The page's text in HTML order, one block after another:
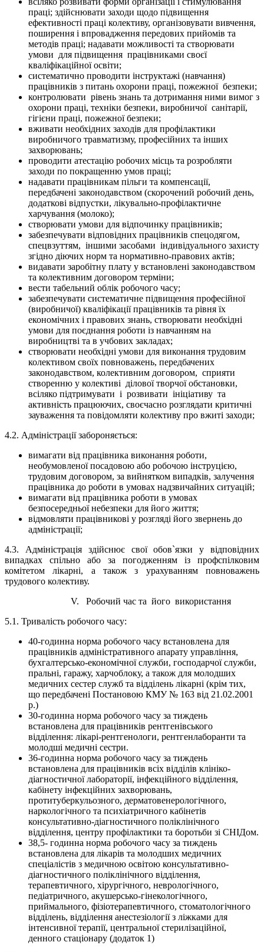
праці; здійснювати заходи щодо підвищення
ефективності праці колективу, організовувати вивчення,
поширення і впровадження передових прийомів та
методів праці; надавати можливості та створювати
умови для підвищення працівниками своєї
кваліфікаційної освіти;
систематично проводити інструктажі (навчання)
працівників з питань охорони праці, пожежної безпеки;
контролювати рівень знань та дотримання ними вимог з
охорони праці, техніки безпеки, виробничої санітарії,
гігієни праці, пожежної безпеки;
вживати необхідних заходів для профілактики
виробничого травматизму, професійних та інших
захворювань;
проводити атестацію робочих місць та розробляти
заходи по покращенню умов праці;
надавати працівникам пільги та компенсації,
передбачені законодавством (скорочений робочий день,
додаткові відпустки, лікувально-профілактичне
харчування (молоко);
створювати умови для відпочинку працівників;
забезпечувати відповідних працівників спецодягом,
спецвзуттям, іншими засобами індивідуального захисту
згідно діючих норм та нормативно-правових актів;
видавати заробітну плату у встановлені законодавством
та колективним договором терміни;
вести табельний облік робочого часу;
забезпечувати систематичне підвищення професійної
(виробничої) кваліфікації працівників та рівня їх
економічних і правових знань, створювати необхідні
умови для поєднання роботи із навчанням на
виробництві та в учбових закладах;
створювати необхідні умови для виконання трудовим
колективом своїх повноважень, передбачених
законодавством, колективним договором, сприяти
створенню у колективі ділової творчої обстановки,
всіляко підтримувати і розвивати ініціативу та
активність працюючих, своєчасно розглядати критичні
зауваження та повідомляти колективу про вжиті заходи;
4.2. Адміністрації забороняється:
вимагати від працівника виконання роботи,
необумовленої посадовою або робочою інструцією,
трудовим договором, за вийнятком випадків, залучення
працівника до роботи в умовах надзвичайних ситуацій;
вимагати від працівника роботи в умовах
безпосередньої небезпеки для його життя;
відмовляти працівникові у розгляді його звернень до
адміністрації;
4.3. Адміністрація здійснює свої обов`язки у відповідних
випадках спільно або за погодженням із профспілковим
комітетом лікарні, а також з урахуванням повноважень
трудового колективу.
V. Робочий час та його використання
5.1. Тривалість робочого часу:
40-годинна норма робочого часу встановлена для
працівників адміністративного апарату управління,
бухгалтерсько-економічної служби, господарчої служби,
пральні, гаражу, харчоблоку, а також для молодших
медичних сестер служб та відділень лікарні (крім тих,
що передбачені Постановою КМУ № 163 від 21.02.2001
р.)
30-годинна норма робочого часу за тиждень
встановлена для працівників рентгенівського
відділення: лікарі-рентгенологи, рентгенлаборанти та
молодші медичні сестри.
36-годинна норма робочого часу за тиждень
встановлена для працівників всіх відділів клініко-
діагностичної лабораторії, інфекційного відділення,
кабінету інфекційних захворювань,
протитуберкульозного, дерматовенерологічного,
наркологічного та психіатричного кабінетів
консультативно-діагностичного поліклінічного
відділення, центру профілактики та боротьби зі СНІДом.
38,5- годинна норма робочого часу за тиждень
встановлена для лікарів та молодших медичних
спеціалістів з медичною освітою консультативно-
діагностичного поліклінічного відділення,
терапевтичного, хірургічного, неврологічного,
педіатричного, акушерсько-гінекологічного,
приймального, фізіотерапевтичного, стоматологічного
відділень, відділення анестезіології з ліжками для
інтенсивної терапії, центральної стерилізаційної,
денного стаціонару (додаток 1)